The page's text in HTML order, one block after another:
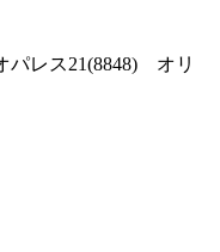
レス21(8848) オリ